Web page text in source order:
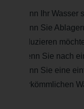
wenn Ihr Wasser
wenn Sie
reduzieren
Wenn Sie nach
wenn Sie eine
herkömmlichen